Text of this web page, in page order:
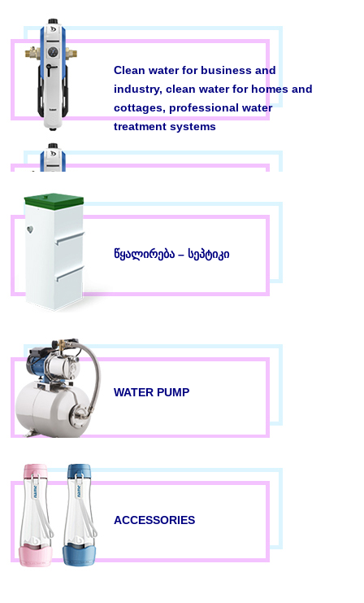
Clean water for business and
industry, clean water for homes and
cottages, professional water
treatment systems
წყალირება – სეპტიკი
WATER PUMP
ACCESSORIES